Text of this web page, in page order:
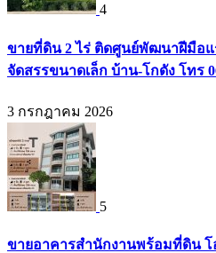
4
ขายที่ดิน 2 ไร่ ติดศูนย์พัฒนาฝีมือ
จัดสรรขนาดเล็ก บ้าน-โกดัง โทร
3 กรกฎาคม 2026
5
ขายอาคารสำนักงานพร้อมที่ดิน